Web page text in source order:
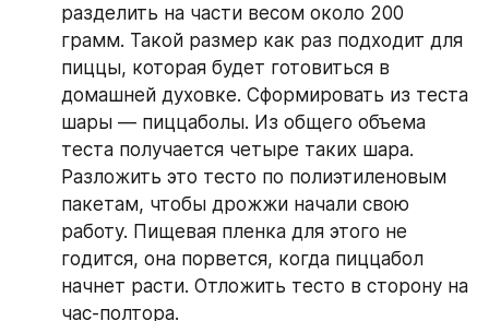
разделить на части весом около 200
грамм. Такой размер как раз подходит для
пиццы, которая будет готовиться в
домашней духовке. Сформировать из теста
шары — пиццаболы. Из общего объема
теста получается четыре таких шара.
Разложить это тесто по полиэтиленовым
пакетам, чтобы дрожжи начали свою
работу. Пищевая пленка для этого не
годится, она порвется, когда пиццабол
начнет расти. Отложить тесто в сторону на
час-полтора.